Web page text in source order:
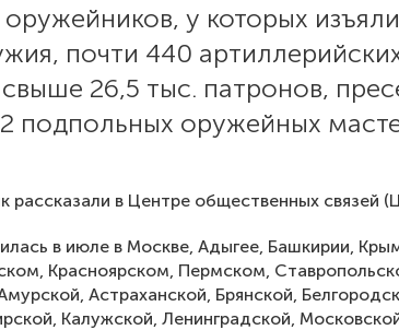
у которых
почти 440
26,5 тыс. патронов,
подпольных оружейных
рассказали в Центре общественных связей
в июле в Москве, Адыгее, Башкирии,
Красноярском, Пермском,
Астраханской, Брянской,
Калужской, Ленинградской,